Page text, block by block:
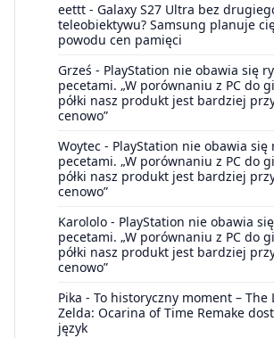
eettt - Galaxy S27 Ultra bez
teleobiektywu? Samsung planuje
powodu cen pamięci
Grześ - PlayStation nie obawia się
pecetami. „W porównaniu z PC do
półki nasz produkt jest bardziej
cenowo”
Woytec - PlayStation nie obawia się
pecetami. „W porównaniu z PC do
półki nasz produkt jest bardziej
cenowo”
Karololo - PlayStation nie obawia
pecetami. „W porównaniu z PC do
półki nasz produkt jest bardziej
cenowo”
Pika - To historyczny moment – The
Zelda: Ocarina of Time Remake
język